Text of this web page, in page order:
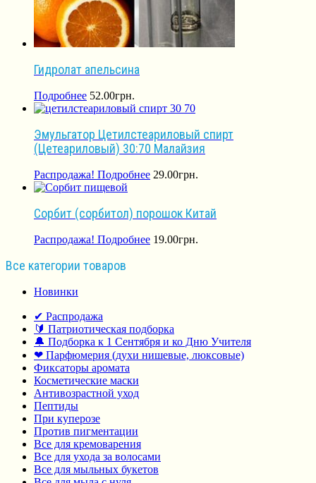
Гидролат апельсина
Подробнее 52.00грн.
Эмульгатор Цетилстеариловый спирт
(Цетеариловый) 30:70 Малайзия
Распродажа! Подробнее 29.00грн.
Сорбит (сорбитол) порошок Китай
Распродажа! Подробнее 19.00грн.
Все категории товаров
Новинки
✔ Распродажа
🔰 Патриотическая подборка
🔔 Подборка к 1 Сентября и ко Дню Учителя
❤ Парфюмерия (духи нишевые, люксовые)
Фиксаторы аромата
Косметические маски
Антивозрастной уход
Пептиды
При куперозе
Против пигментации
Все для кремоварения
Все для ухода за волосами
Все для мыльных букетов